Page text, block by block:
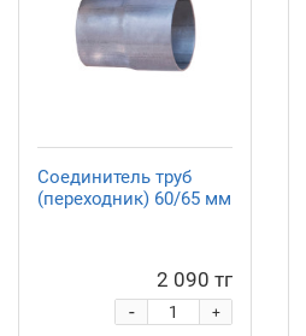
Соединитель труб
(переходник) 60/65 мм
2 090 тг
+
-